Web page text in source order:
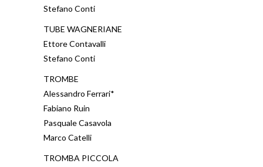
Stefano Conti
TUBE WAGNERIANE
Ettore Contavalli
Stefano Conti
TROMBE
Alessandro Ferrari*
Fabiano Ruin
Pasquale Casavola
Marco Catelli
TROMBA PICCOLA